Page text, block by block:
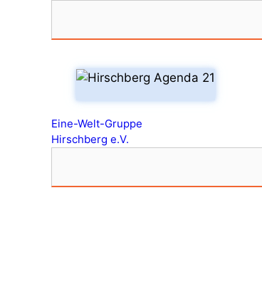
Eine-Welt-Gruppe
Hirschberg e.V.